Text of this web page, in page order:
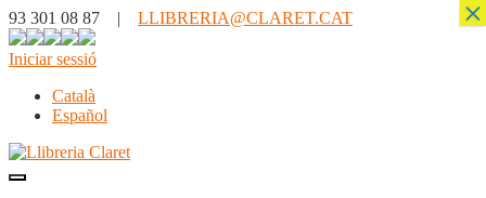
93 301 08 87 | LLIBRERIA@CLARET.CAT
Iniciar sessió
Català
Español
×